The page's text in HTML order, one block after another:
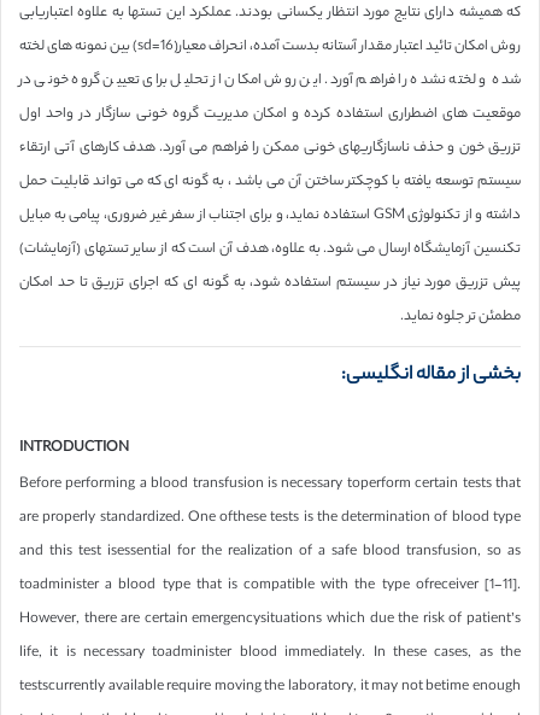
که همیشه دارای نتایج مورد انتظار یکسانی بودند. عملکرد این تستها به علاوه اعتباریابی
روش امکان تائید اعتبار مقدار آستانه بدست آمده، انحراف معیار(sd=16) بین نمونه های لخته
شده و لخته نشده را فراهم آورد. این روش امکان از تحلیل برای تعیین گروه خونی در
موقعیت های اضطراری استفاده کرده و امکان مدیریت گروه خونی سازگار در واحد اول
تزریق خون و حذف ناسازگاریهای خونی ممکن را فراهم می آورد. هدف کارهای آتی ارتقاء
سیستم توسعه یافته با کوچکتر ساختن آن می باشد ، به گونه ای که می تواند قابلیت حمل
داشته و از تکنولوژی GSM استفاده نماید، و برای اجتناب از سفر غیر ضروری، پیامی به مبایل
تکنسین آزمایشگاه ارسال می شود. به علاوه، هدف آن است که از سایر تستهای (آزمایشات)
پیش تزریق مورد نیاز در سیستم استفاده شود، به گونه ای که اجرای تزریق تا حد امکان
مطمئن تر جلوه نماید.
بخشی از مقاله انگلیسی:
INTRODUCTION
Before performing a blood transfusion is necessary toperform certain tests that
are properly standardized. One ofthese tests is the determination of blood type
and this test isessential for the realization of a safe blood transfusion, so as
toadminister a blood type that is compatible with the type ofreceiver [1-11].
However, there are certain emergencysituations which due the risk of patient’s
life, it is necessary toadminister blood immediately. In these cases, as the
testscurrently available require moving the laboratory, it may not betime enough